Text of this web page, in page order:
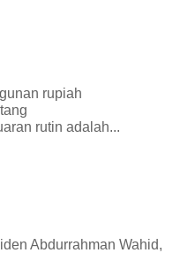
rupiah
rutin adalah...
Abdurrahman Wahid,